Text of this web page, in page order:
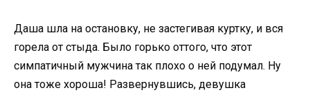
Даша шла на остановку, не застегивая куртку, и вся
горела от стыда. Было горько оттого, что этот
симпатичный мужчина так плохо о ней подумал. Ну
она тоже хороша! Развернувшись, девушка